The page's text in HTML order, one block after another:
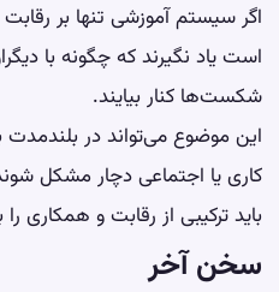
اگر سیستم آموزشی تنها بر
است یاد نگیرند که چگونه با
شکست‌ها کنار بیایند.
این موضوع می‌تواند در
کاری یا اجتماعی دچار مشکل
باید ترکیبی از رقابت و همکاری
سخن آخر